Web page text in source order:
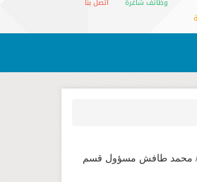
اتصل بنا وظائف شاغرة
محمد طافش مسؤول قسم